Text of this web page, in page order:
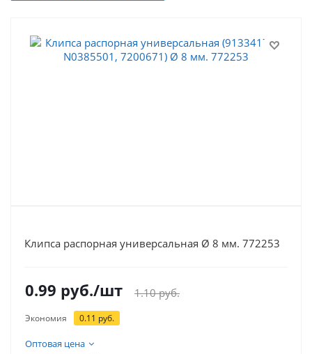
Клипса распорная универсальная Ø 8 мм. 772253
0.99 руб./шт 1.10руб.
Экономия 0.11 руб.
Оптовая цена